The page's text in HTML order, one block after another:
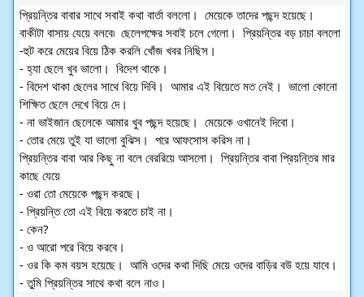
প্রিয়ন্তির বাবার সাথে সবাই কথা বার্তা বললো।  মেয়েকে তাদের পছন্দ হয়েছে।
বাকীটা বাসায় যেয়ে বলবে৷  ছেলেপক্ষের সবাই চলে গেলো।  প্রিয়ন্তির বড় চাচা বললো
-হুট করে মেয়ের বিয়ে ঠিক করলি খোঁজ খবর নিছিস।
- হ্যা ছেলে খুব ভালো।  বিদেশ থাকে।
- বিদেশ থাকা ছেলের সাথে বিয়ে দিবি।  আমার এই বিয়েতে মত নেই।  ভালো কোনো
শিক্ষিত ছেলে দেখে বিয়ে দে।
- না ভাইজান ছেলেকে আমার খুব পছন্দ হয়েছে।  মেয়েকে ওখানেই দিবো।
- তোর মেয়ে তুই যা ভালো বুঝিস।  পরে আফসোস করিস না।
প্রিয়ন্তির বাবা আর কিছু না বলে বেররিয়ে আসলো।  প্রিয়ন্তির বাবা প্রিয়ন্তির মার
কাছে যেয়ে
- ওরা তো মেয়েকে পছন্দ করছে।
- প্রিয়ন্তি তো এই বিয়ে করতে চাই না।
- কেন?
- ও আরো পরে বিয়ে করবে।
- ওর কি কম বয়স হয়েছে।  আমি ওদের কথা দিছি মেয়ে ওদের বাড়ির বউ হয়ে যাবে।
- তুমি প্রিয়ন্তির সাথে কথা বলে নাও।